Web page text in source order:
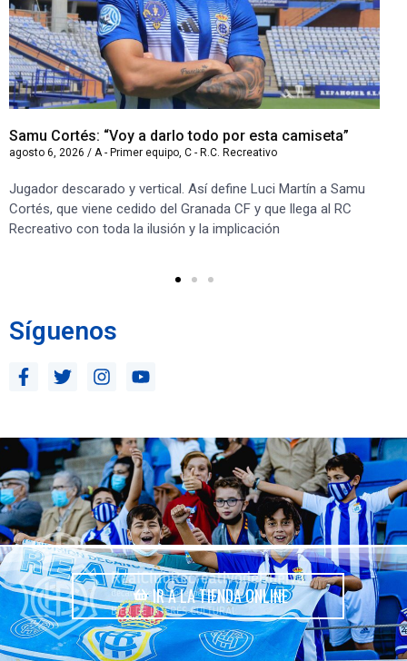
Samu Cortés: “Voy a darlo todo por esta camiseta”
agosto 6, 2026 / A - Primer equipo C - R.C. Recreativo
Jugador descarado y vertical. Así define Luci Martín a Samu
Cortés, que viene cedido del Granada CF y que llega al RC
Recreativo con toda la ilusión y la implicación
Síguenos
IR A LA TIENDA ONLINE